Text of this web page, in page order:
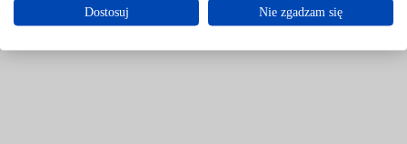
P.P.H.U. ASTRA S.C.
Dostosuj Nie zgadzam się